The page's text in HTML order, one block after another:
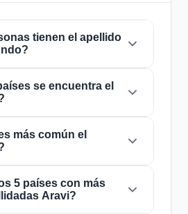
tienen el apellido
aproximadamente440
que aproximadamente 1
personasen el mundo
Se encuentra presente en
refleja su distribución global.
se encuentra el
está presente en18 países
Esto lo clasifica como un
local. Su presencia en
patrones históricos de
familiar a lo largo de los
más común el
es más común en Turquía
5 países con más
Aravi?